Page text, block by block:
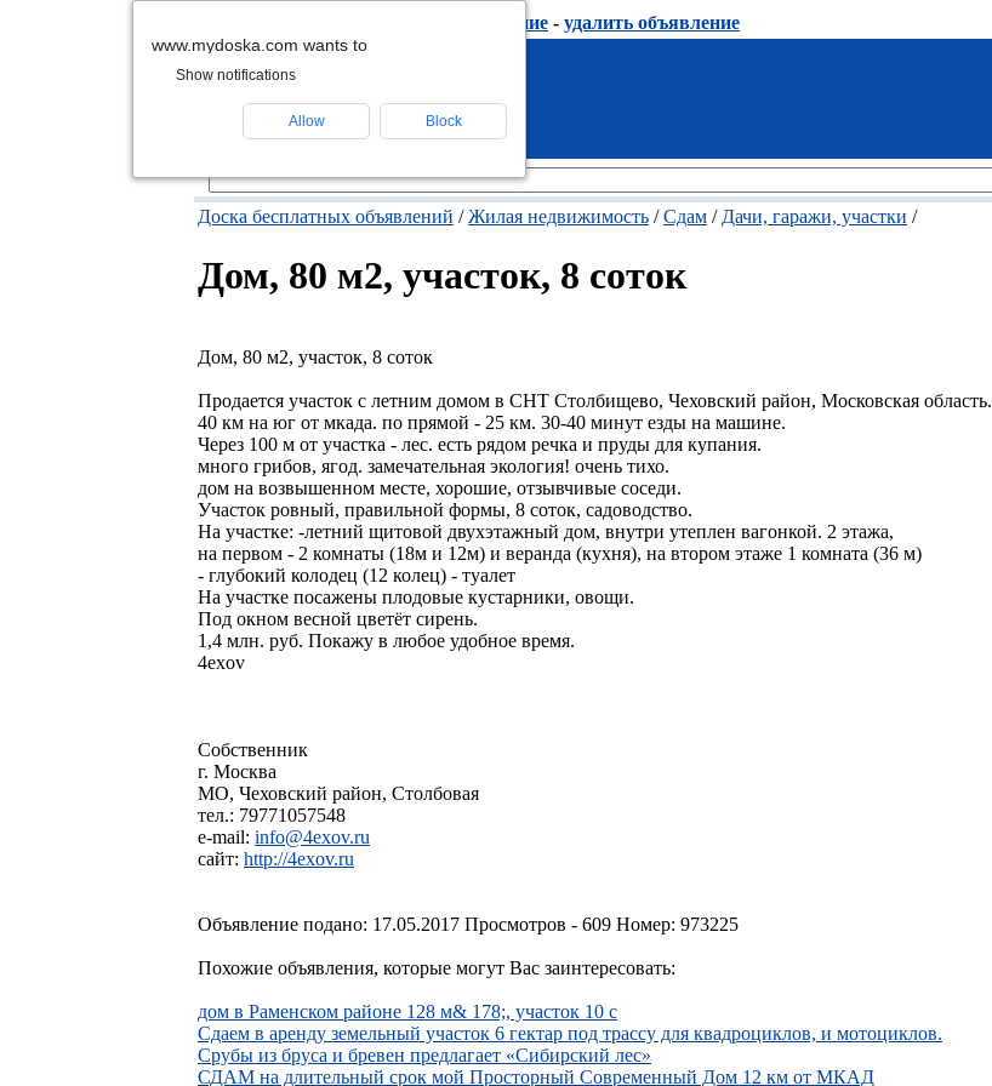
подать объявление - удалить объявление
Доска бесплатных объявлений /Жилая недвижимость /Сдам / Дачи, гаражи, участки /
Дом, 80 м2, участок, 8 соток
Дом, 80 м2, участок, 8 соток
Продается участок с летним домом в СНТ Столбищево, Чеховский район, Московская область.
40 км на юг от мкада. по прямой - 25 км. 30-40 минут езды на машине.
Через 100 м от участка - лес. есть рядом речка и пруды для купания.
много грибов, ягод. замечательная экология! очень тихо.
дом на возвышенном месте, хорошие, отзывчивые соседи.
Участок ровный, правильной формы, 8 соток, садоводство.
На участке: -летний щитовой двухэтажный дом, внутри утеплен вагонкой. 2 этажа,
на первом - 2 комнаты (18м и 12м) и веранда (кухня), на втором этаже 1 комната (36 м)
- глубокий колодец (12 колец) - туалет
На участке посажены плодовые кустарники, овощи.
Под окном весной цветёт сирень.
1,4 млн. руб. Покажу в любое удобное время.
4exov
Собственник
г. Москва
МО, Чеховский район, Столбовая
тел.: 79771057548
e-mail: info@4exov.ru
сайт: http://4exov.ru
Объявление подано: 17.05.2017 Просмотров - 609 Номер: 973225
Похожие объявления, которые могут Вас заинтересовать:
дом в Раменском районе 128 м& 178;, участок 10 с
Сдаем в аренду земельный участок 6 гектар под трассу для квадроциклов, и мотоциклов.
Срубы из бруса и бревен предлагает «Сибирский лес»
СДАМ на длительный срок мой Просторный Современный Дом 12 км от МКАД
www.mydoska.com wants to
Show notifications
Allow Block